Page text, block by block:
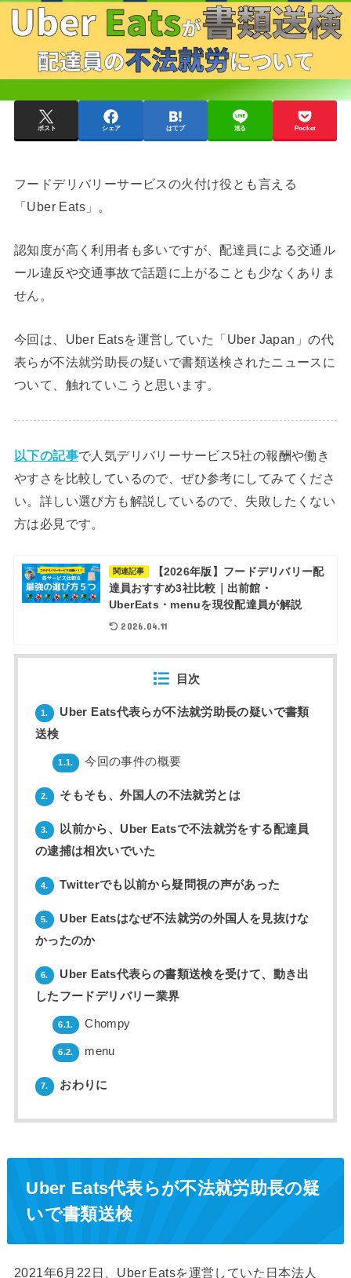
ポスト シェア はてブ 送る Pocket
フードデリバリーサービスの火付け役とも言える
「Uber Eats」。
認知度が高く利用者も多いですが、配達員による交通ル
ール違反や交通事故で話題に上がることも少なくありま
せん。
今回は、Uber Eatsを運営していた「Uber Japan」の代
表らが不法就労助長の疑いで書類送検されたニュースに
ついて、触れていこうと思います。
以下の記事で人気デリバリーサービス5社の報酬や働き
やすさを比較しているので、ぜひ参考にしてみてくださ
い。詳しい選び方も解説しているので、失敗したくない
方は必見です。
関連記事
【2026年版】フードデリバリー配
達員おすすめ3社比較｜出前館・
UberEats・menuを現役配達員が解説
2026.04.11
目次
1.
Uber Eats代表らが不法就労助長の疑いで書類
送検
1.1. 今回の事件の概要
2. そもそも、外国人の不法就労とは
3.
以前から、Uber Eatsで不法就労をする配達員
の逮捕は相次いでいた
4. Twitterでも以前から疑問視の声があった
5.
Uber Eatsはなぜ不法就労の外国人を見抜けな
かったのか
6.
Uber Eats代表らの書類送検を受けて、動き出
したフードデリバリー業界
6.1. Chompy
6.2. menu
7. おわりに
Uber Eats代表らが不法就労助長の疑
いで書類送検
2021年6月22日、Uber Eatsを運営していた日本法人